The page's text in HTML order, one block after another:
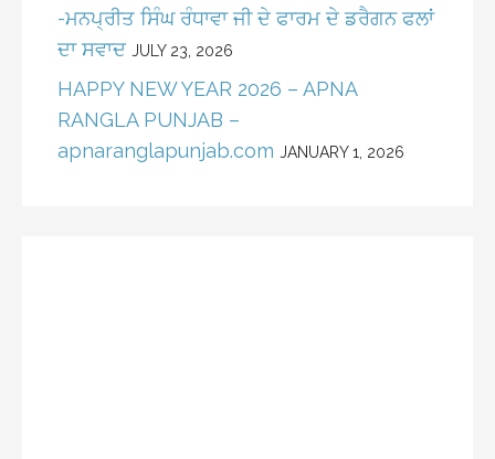
-ਮਨਪ੍ਰੀਤ ਸਿੰਘ ਰੰਧਾਵਾ ਜੀ ਦੇ ਫਾਰਮ ਦੇ ਡਰੈਗਨ ਫਲਾਂ
ਦਾ ਸਵਾਦ JULY 23, 2026
HAPPY NEW YEAR 2026 – APNA
RANGLA PUNJAB –
apnaranglapunjab.com JANUARY 1, 2026